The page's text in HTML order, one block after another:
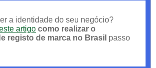
a identidade do seu negócio?
artigo como realizar o
registo de marca no Brasil passo